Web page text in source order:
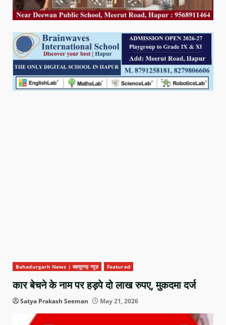
Bahadurgarh News | बहादुरगढ़ न्यूज़ Featured
कार बेचने के नाम पर हड़पे दो लाख रुपए, मुकदमा दर्ज
Satya Prakash Seeman May 21, 2026